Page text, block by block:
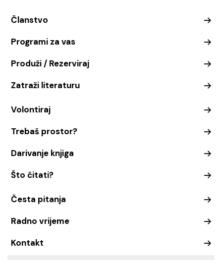
Članstvo
Programi za vas
Produži / Rezerviraj
Zatraži literaturu
Volontiraj
Trebaš prostor?
Darivanje knjiga
Što čitati?
Česta pitanja
Radno vrijeme
Kontakt